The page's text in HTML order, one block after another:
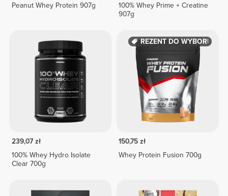
Peanut Whey Protein 907g
100% Whey Prime + Creatine
907g
239,07 zł
100% Whey Hydro Isolate
Clear 700g
PREZENT DO WYBORU
150,75 zł
Whey Protein Fusion 700g